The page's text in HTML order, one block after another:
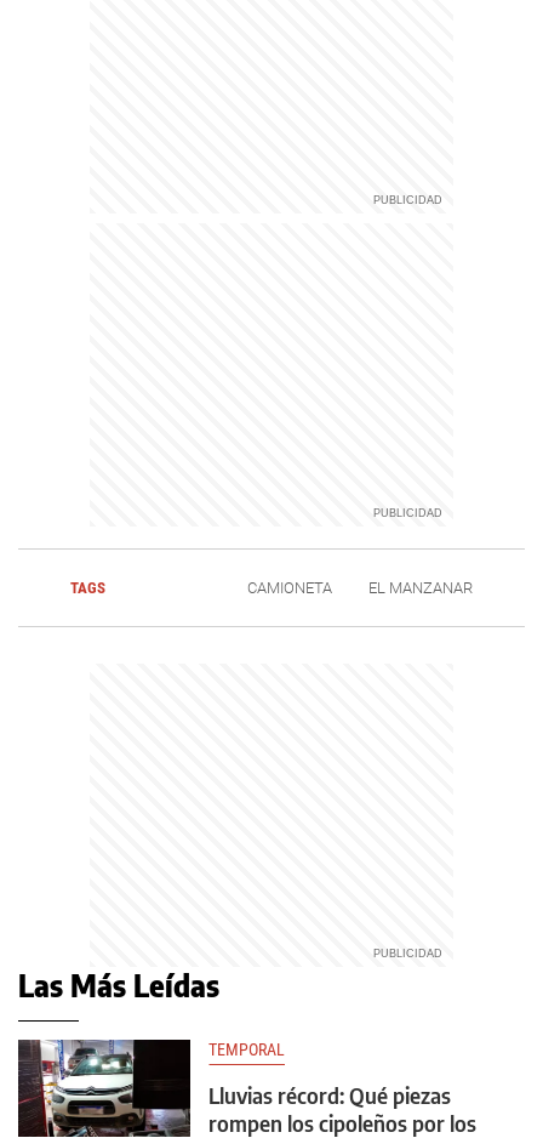
TAGS CAMIONETA EL MANZANAR
Las Más Leídas
TEMPORAL
Lluvias récord: Qué piezas
rompen los cipoleños por los